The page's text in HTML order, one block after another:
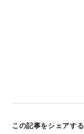
この記事をシェアする